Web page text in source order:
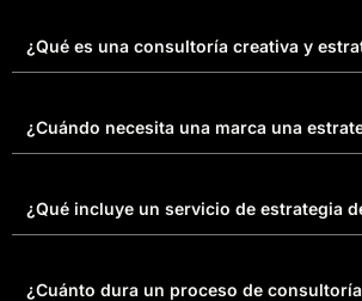
¿Qué es una consultoría creativa y
¿Cuándo necesita una marca una
¿Qué incluye un servicio de estrategia
¿Cuánto dura un proceso de